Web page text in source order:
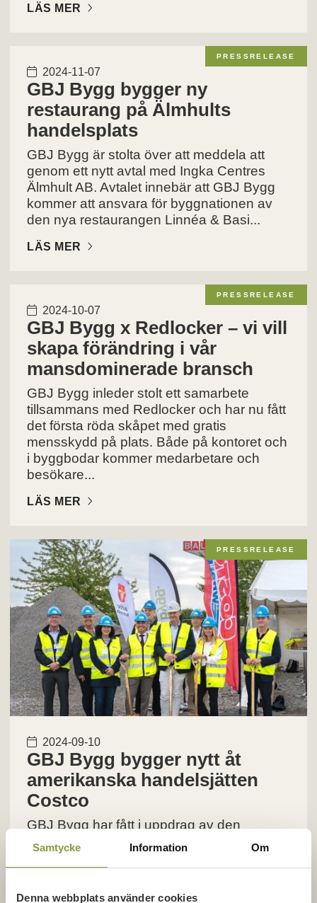
Samtycke Information Om
Denna webbplats använder cookies
LÄS MER
PRESSRELEASE
2024-11-07
GBJ Bygg bygger ny
restaurang på Älmhults
handelsplats
GBJ Bygg är stolta över att meddela att
genom ett nytt avtal med Ingka Centres
Älmhult AB. Avtalet innebär att GBJ Bygg
kommer att ansvara för byggnationen av
den nya restaurangen Linnéa & Basi...
LÄS MER
PRESSRELEASE
2024-10-07
GBJ Bygg x Redlocker – vi vill
skapa förändring i vår
mansdominerade bransch
GBJ Bygg inleder stolt ett samarbete
tillsammans med Redlocker och har nu fått
det första röda skåpet med gratis
mensskydd på plats. Både på kontoret och
i byggbodar kommer medarbetare och
besökare...
LÄS MER
PRESSRELEASE
2024-09-10
GBJ Bygg bygger nytt åt
amerikanska handelsjätten
Costco
GBJ Bygg har fått i uppdrag av den
internationella detaljhandelsjätten Costco
att bygga deras första nybyggda
anläggning i Sverige. Anläggningen